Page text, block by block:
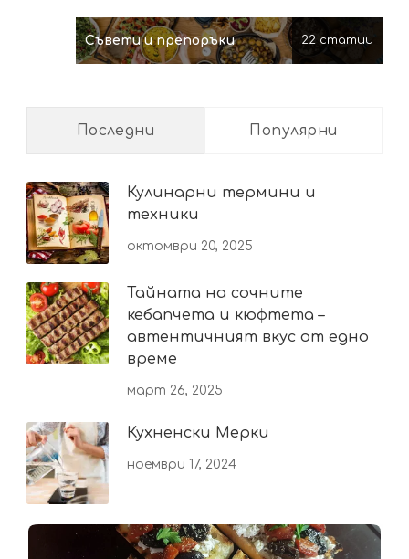
Съвети и препоръки 22 статии
Последни Популярни
Кулинарни термини и
техники
октомври 20, 2025
Тайната на сочните
кебапчета и кюфтета –
автентичният вкус от едно
време
март 26, 2025
Кухненски Мерки
ноември 17, 2024